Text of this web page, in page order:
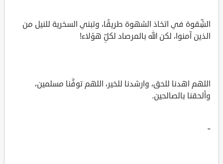
الشِّقوة في اتخاذ الشهوة طريقًا، وتبني السخرية للنيل من
الذين آمنوا، لكن الله بالمرصاد لكلِّ هؤلاء!
اللهم اهدنا للحق، وارشدنا للخير، اللهم توفَّنا مسلمين،
وألحقنا بالصالحين.
"